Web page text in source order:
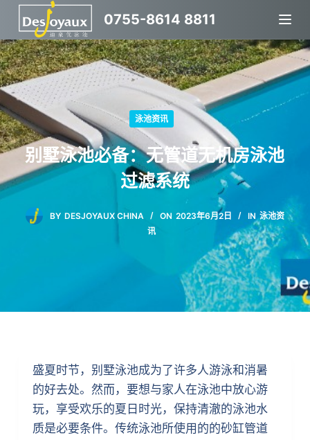
跳
过
内
容
0755-8614 8811
泳池资讯
别墅泳池必备：无管道无机房泳池
过滤系统
BY DESJOYAUX CHINA ON 2023年6月2日 IN 泳池资
讯
盛夏时节，别墅泳池成为了许多人游泳和消暑
的好去处。然而，要想与家人在泳池中放心游
玩，享受欢乐的夏日时光，保持清澈的泳池水
质是必要条件。传统泳池所使用的的砂缸管道